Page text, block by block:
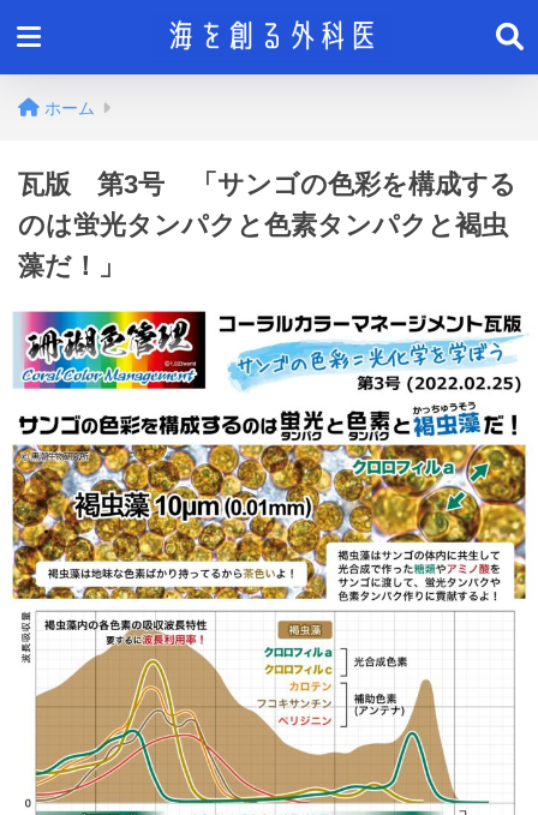
ホーム
瓦版 第3号 「サンゴの色彩を構成する
のは蛍光タンパクと色素タンパクと褐虫
藻だ！」